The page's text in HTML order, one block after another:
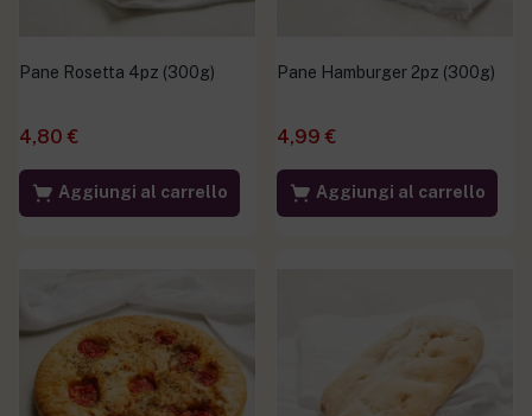
Pane Rosetta 4pz (300g)
4,80 €
Aggiungi al carrello
Pane Hamburger 2pz (300g)
4,99 €
Aggiungi al carrello